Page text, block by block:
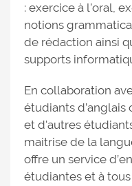
: exercice à l’oral,
notions
de rédaction ainsi
supports
En collaboration
étudiants d’anglais
et d'autres
maitrise de la
offre un service
étudiantes et à